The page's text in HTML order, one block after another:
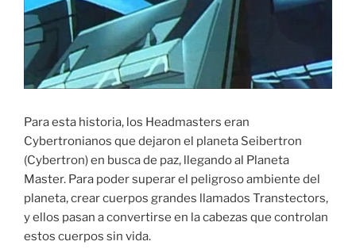
Para esta historia, los Headmasters eran
Cybertronianos que dejaron el planeta Seibertron
(Cybertron) en busca de paz, llegando al Planeta
Master. Para poder superar el peligroso ambiente del
planeta, crear cuerpos grandes llamados Transtectors,
y ellos pasan a convertirse en la cabezas que controlan
estos cuerpos sin vida.